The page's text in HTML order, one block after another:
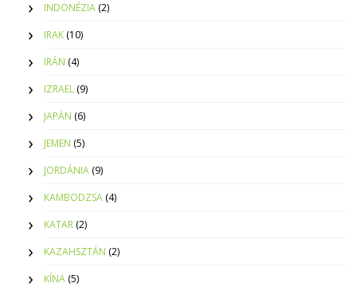
INDONÉZIA (2)
IRAK (10)
IRÁN (4)
IZRAEL (9)
JAPÁN (6)
JEMEN (5)
JORDÁNIA (9)
KAMBODZSA (4)
KATAR (2)
KAZAHSZTÁN (2)
KÍNA (5)